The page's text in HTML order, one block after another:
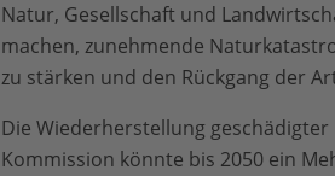
Natur, Gesellschaft und
machen, zunehmende
zu stärken und den Rückgang der
Die Wiederherstellung
Kommission könnte bis 2050 ein